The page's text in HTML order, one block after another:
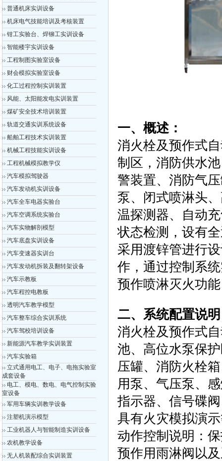
普通机床实训设备
机床电气技能培训及考核装置
钳工实验台、焊铆工实训设备
智能楼宇实训设备
工程制图实验室设备
财会模拟实验室设备
化工过程控制实训装置
风能、太阳能发电实训装置
煤矿安全技术培训装置
轨道交通实训系统设备
船舶工程技术实训装置
机械工程技能实训设备
工程机械模拟教学仪
汽车模拟驾驶器
汽车发动机实训设备
汽车全车电器实验台
汽车空调系统实验台
汽车实物解剖模型
汽车底盘实训设备
汽车变速器实训台
汽车发动机拆装及翻转架设备
汽车示教板
汽车程控电教板
透明汽车教学模型
汽车整车综合实训系统
汽车驾校培训设备
新能源汽车教学实训装置
汽车实验箱
立式通用电工、电子、电拖实验室
成套设备
电工、模电、数电、电气控制实验
室设备
军用车辆实训教学设备
注塑机演示模型
工业机器人与智能制造实训设备
农机教学设备
无人机装配综合实训装置
一、概述：
消火栓及预作式
制区，消防供水
警装置、消防气
泵、闭式喷淋头
温探测器、自动
状态检测，设有
采用渡锌管进行
作，通过控制系
预作喷淋灭火功
二、系统配置说
消火栓及预作式
池、高位水泵保
压罐、消防火栓
用泵、气压泵、
指示器、信号碟
具有火灾模拟演
动作控制说明：
预作用雨淋阀以